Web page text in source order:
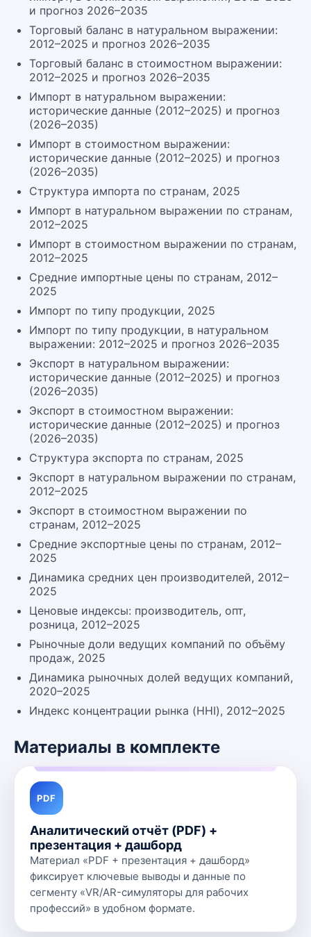
и прогноз 2026–2035
Торговый баланс в натуральном выражении:
2012–2025 и прогноз 2026–2035
Торговый баланс в стоимостном выражении:
2012–2025 и прогноз 2026–2035
Импорт в натуральном выражении:
исторические данные (2012–2025) и прогноз
(2026–2035)
Импорт в стоимостном выражении:
исторические данные (2012–2025) и прогноз
(2026–2035)
Структура импорта по странам, 2025
Импорт в натуральном выражении по странам,
2012–2025
Импорт в стоимостном выражении по странам,
2012–2025
Средние импортные цены по странам, 2012–
2025
Импорт по типу продукции, 2025
Импорт по типу продукции, в натуральном
выражении: 2012–2025 и прогноз 2026–2035
Экспорт в натуральном выражении:
исторические данные (2012–2025) и прогноз
(2026–2035)
Экспорт в стоимостном выражении:
исторические данные (2012–2025) и прогноз
(2026–2035)
Структура экспорта по странам, 2025
Экспорт в натуральном выражении по странам,
2012–2025
Экспорт в стоимостном выражении по
странам, 2012–2025
Средние экспортные цены по странам, 2012–
2025
Динамика средних цен производителей, 2012–
2025
Ценовые индексы: производитель, опт,
розница, 2012–2025
Рыночные доли ведущих компаний по объёму
продаж, 2025
Динамика рыночных долей ведущих компаний,
2020–2025
Индекс концентрации рынка (HHI), 2012–2025
Материалы в комплекте
PDF
Аналитический отчёт (PDF) +
презентация + дашборд
Материал «PDF + презентация + дашборд»
фиксирует ключевые выводы и данные по
сегменту «VR/AR-симуляторы для рабочих
профессий» в удобном формате.